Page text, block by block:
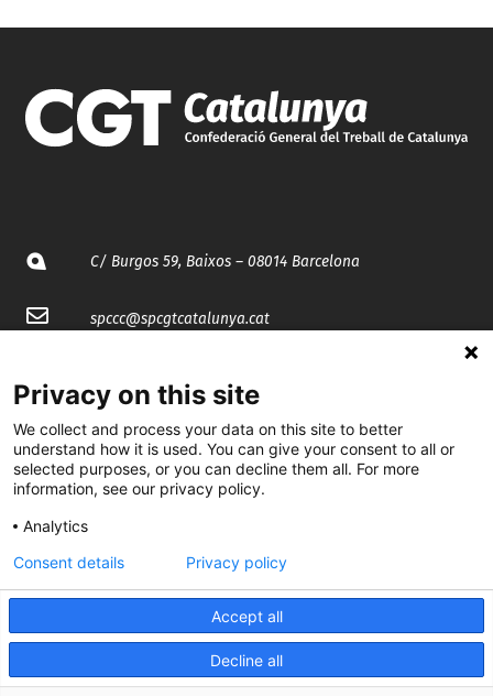
C/ Burgos 59, Baixos – 08014 Barcelona
spccc@spcgtcatalunya.cat
@CGTCatalunya
cgtcatalunya
CGTCatalunya
cgtcatalunya
Desenvolupat per
Privacy on this site
We collect and process your data on this site to better
understand how it is used. You can give your consent to all or
selected purposes, or you can decline them all. For more
information, see our privacy policy.
Analytics
Accept all
Decline all
Consent details Privacy policy